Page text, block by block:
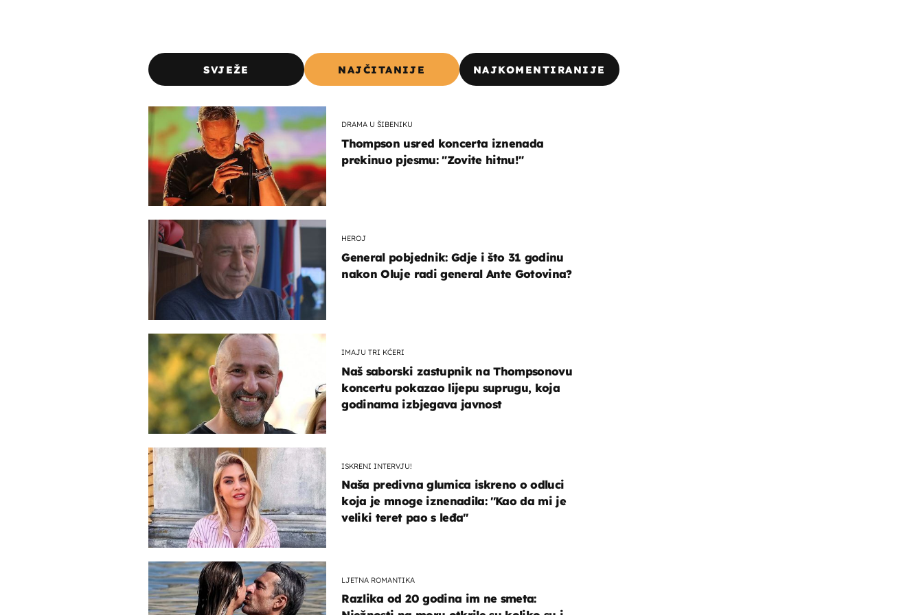
SVJEŽE NAJČITANIJE NAJKOMENTIRANIJE
DRAMA U ŠIBENIKU
Thompson usred koncerta iznenada
prekinuo pjesmu: "Zovite hitnu!"
HEROJ
General pobjednik: Gdje i što 31 godinu
nakon Oluje radi general Ante Gotovina?
IMAJU TRI KĆERI
Naš saborski zastupnik na Thompsonovu
koncertu pokazao lijepu suprugu, koja
godinama izbjegava javnost
ISKRENI INTERVJU!
Naša predivna glumica iskreno o odluci
koja je mnoge iznenadila: ''Kao da mi je
veliki teret pao s leđa''
LJETNA ROMANTIKA
Razlika od 20 godina im ne smeta: